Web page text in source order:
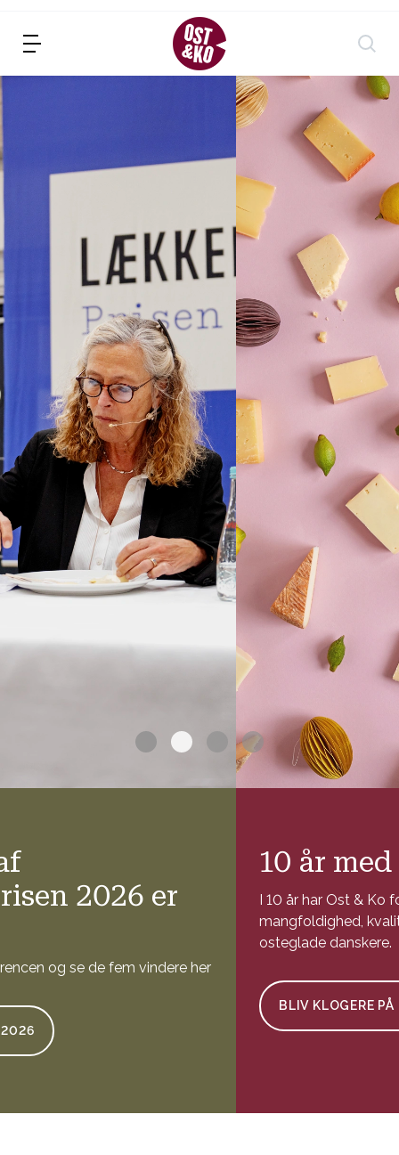
10 år med Ost & Ko
I 10 år har Ost & Ko formidlet dansk osts
mangfoldighed, kvalitet og smagsmæssige rigdom til